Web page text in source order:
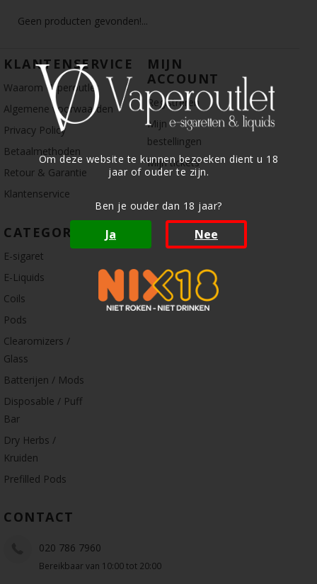
Om deze website te kunnen bezoeken dient u 18
jaar of ouder te zijn.
Ben je ouder dan 18 jaar?
Ja Nee
Geen producten gevonden!...
KLANTENSERVICE
Waarom Vaperoutlet
Algemene voorwaarden
Privacy Policy
Betaalmethoden
Retour & Garantie
Klantenservice
MIJN
ACCOUNT
Registreren
Mijn
bestellingen
Mijn tickets
CATEGORIE
E-sigaret
E-Liquids
Coils
Pods
Clearomizers /
Glass
Batterijen / Mods
Disposable / Puff
Bar
Dry Herbs /
Kruiden
Prefilled Pods
CONTACT
020 786 7960
Bereikbaar van 10:00 tot 20:00